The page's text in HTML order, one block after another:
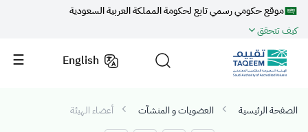
موقع حكومي رسمي تابع لحكومة المملكة العربية السعودية
كيف تتحقق
English
الصفحة الرئيسية العضويات و المنشآت أعضاء الهيئة